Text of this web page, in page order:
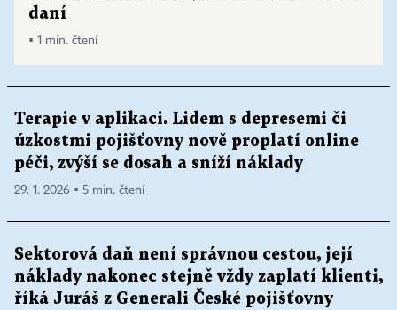
daní
▪ 1 min. čtení
Terapie v aplikaci. Lidem s depresemi či
úzkostmi pojišťovny nově proplatí online
péči, zvýší se dosah a sníží náklady
29. 1. 2026 ▪ 5 min. čtení
Sektorová daň není správnou cestou, její
náklady nakonec stejně vždy zaplatí klienti,
říká Juráš z Generali České pojišťovny